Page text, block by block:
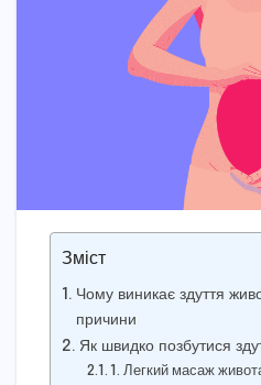
Зміст
Чому виникає здуття
причини
Як швидко позбутися
1. Легкий масаж